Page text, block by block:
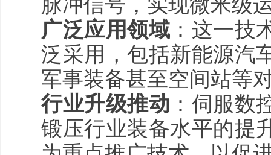
广泛应用领域 ：这一技
泛采用，包括新能源汽
军事装备甚至空间站等
行业升级推动 ：伺服数
锻压行业装备水平的提